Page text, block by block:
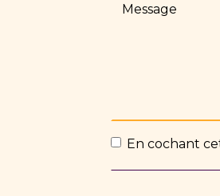
En cochant